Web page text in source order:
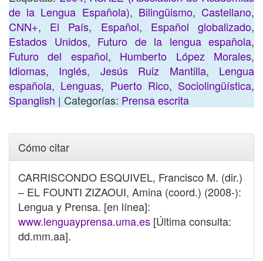
de la Lengua Española), Bilingüismo,Castellano,
CNN+, El País, Español, Español globalizado,
Estados Unidos, Futuro de la lengua española,
Futuro del español, Humberto López Morales,
Idiomas, Inglés, Jesús Ruiz Mantilla, Lengua
española, Lenguas, Puerto Rico, Sociolingüística,
Spanglish | Categorías: Prensa escrita
Cómo citar
CARRISCONDO ESQUIVEL, Francisco M. (dir.)
– EL FOUNTI ZIZAOUI, Amina (coord.) (2008-):
Lengua y Prensa. [en línea]:
www.lenguayprensa.uma.es [Última consulta:
dd.mm.aa].